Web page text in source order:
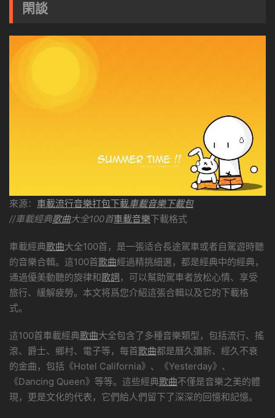
閑談
來源： 車載流行音樂打包下載車載音樂下載包
//車載經典歌曲大全100首車載音樂下載格式
車載經典歌曲大全100首，是一張适合長途駕車或者自駕遊時聽
的音樂合輯。這100首歌曲經過精挑細選，都是經典中的經典，
通過優美動聽的旋律和歌詞 ，可以幫助駕車者放松心情、享受
旅行、緩解疲勞。本文将爲您介紹這張合輯以及它的下載格
式。
這100首車載經典歌曲大全包含了多種音樂類型，包括流行、搖
滾、爵士、鄉村、電子等，每首歌曲都是曆久彌新、經久不衰
的金曲，包括《Hotel California》、《Yesterday》、
《Dancing Queen》等等。這些經典歌曲不僅是音樂之美的體
現，更是文化的代表，它們給人們留下了深深的回憶和記憶。